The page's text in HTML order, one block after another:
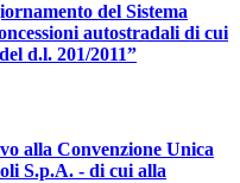
del Sistema
autostradali di cui
d.l. 201/2011”
alla Convenzione Unica
S.p.A. - di cui alla